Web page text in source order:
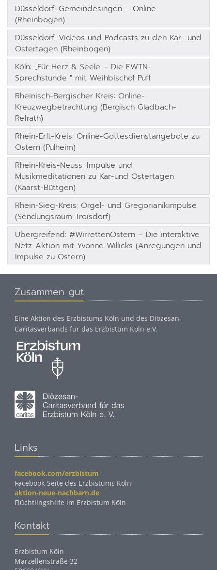
Düsseldorf: Gemeindesingen – Online
(Rheinbogen)
Düsseldorf: Videos und Podcasts zu den Kar- und
Ostertagen (Rheinbogen)
Köln: „Für Herz & Seele – Die EWTN-
Sprechstunde " mit Weihbischof Puff
Rheinisch-Bergischer Kreis: Online-
Kreuzwegbetrachtung (Bergisch Gladbach-
Refrath)
Rhein-Erft-Kreis: Online-Gottesdienstangebote zu
Ostern (Pulheim)
Rhein-Kreis-Neuss: Impulse und
Musikmeditationen zu Kar-und Ostertagen
(Kaarst-Büttgen)
Rhein-Sieg-Kreis: Orgel- und Gregorianikimpulse
(Sendungsraum Troisdorf)
Übergreifend: #WirrettenOstern – Die interaktive
Netz-Aktion mit Yvonne Willicks (Anregungen und
Impulse zu Ostern)
Zusammen gut
Eine Aktion des Erzbistums Köln und des Diözesan-
Caritasverbands für das Erzbistum Köln e.V.
Links
facebook.com/erzbistum
Facebook-Seite des Erzbistums Köln
aktion-neue-nachbarn.de
Flüchtlingshilfe im Erzbistum Köln
Kontakt
Erzbistum Köln
Marzellenstraße 32